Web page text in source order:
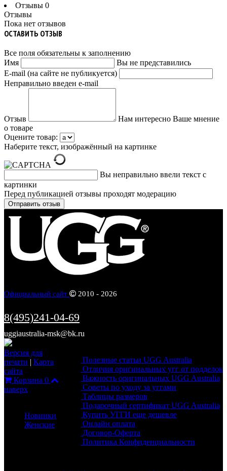
Отзывы 0
Отзывы
Пока нет отзывов
ОСТАВИТЬ ОТЗЫВ
Все поля обязательны к заполнению
Имя
Вы не представились
E-mail (на сайте не публикуется)
Неправильно введен e-mail
Отзыв
Нам интересно Ваше мнение
о товаре
Оцените товар:
Наберите текст, изображённый на картинке
Вы неправильно ввели текст с
картинки
Перед публикацией отзывы проходят модерацию
Официальный сайт 2010 - 2026
8(495)241-04-69
uggiaustralia-msk@bk.ru
Полезные статьи UGG Australia
Отличия оригинальных угг от подделок
Важность оригинальных UGG Australia
Советы по уходу за уггами
Таблицы размеров
Подарочный сертификат UGG Australia
Купить УГГИ еще дешевле
Онлайн оплата
Договор-Оферта
Политика Конфиденциальности
Версия для
печати | Карта
сайта
Корзина 0
наверх
Новинки
Женские